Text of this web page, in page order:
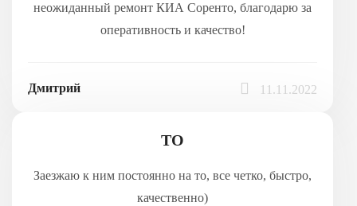
неожиданный ремонт КИА Соренто, благодарю за
оперативность и качество!
Дмитрий 11.11.2022
ТО
Заезжаю к ним постоянно на то, все четко, быстро,
качественно)